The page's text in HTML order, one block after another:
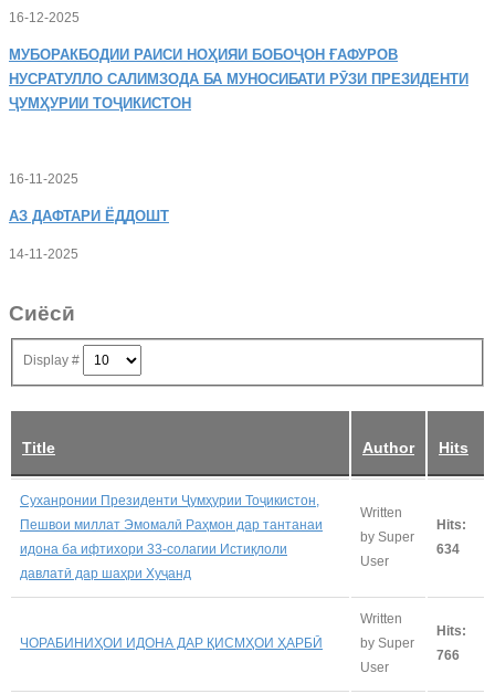
16-12-2025
МУБОРАКБОДИИ РАИСИ НОҲИЯИ БОБОҶОН ҒАФУРОВ
НУСРАТУЛЛО САЛИМЗОДА БА МУНОСИБАТИ РӮЗИ ПРЕЗИДЕНТИ
ҶУМҲУРИИ ТОҶИКИСТОН
16-11-2025
АЗ ДАФТАРИ ЁДДОШТ
14-11-2025
Сиёсӣ
Display #
Title Author Hits
Суханронии Президенти Ҷумҳурии Тоҷикистон,
Пешвои миллат Эмомалӣ Раҳмон дар тантанаи
идона ба ифтихори 33-солагии Истиқлоли
давлатӣ дар шаҳри Хуҷанд
Written
by Super
User
Hits:
634
ЧОРАБИНИҲОИ ИДОНА ДАР ҚИСМҲОИ ҲАРБӢ
Written
by Super
User
Hits:
766